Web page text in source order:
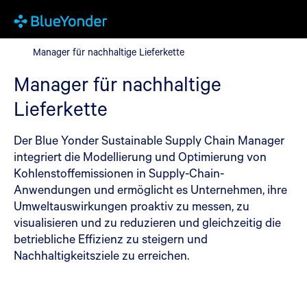
Manager für nachhaltige Lieferkette
Manager für nachhaltige Lieferkette
Manager für nachhaltige
Lieferkette
Der Blue Yonder Sustainable Supply Chain Manager
integriert die Modellierung und Optimierung von
Kohlenstoffemissionen in Supply-Chain-
Anwendungen und ermöglicht es Unternehmen, ihre
Umweltauswirkungen proaktiv zu messen, zu
visualisieren und zu reduzieren und gleichzeitig die
betriebliche Effizienz zu steigern und
Nachhaltigkeitsziele zu erreichen.